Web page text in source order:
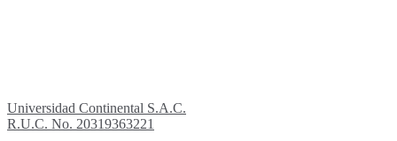
Universidad Continental S.A.C.
R.U.C. No. 20319363221